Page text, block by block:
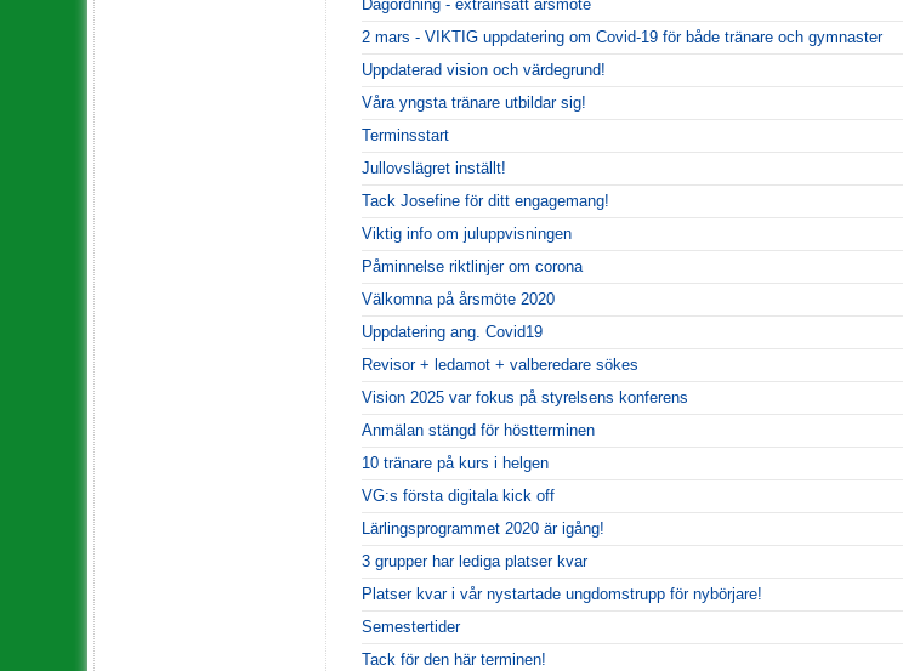
Dagordning - extrainsatt årsmöte
2 mars - VIKTIG uppdatering om Covid-19 för både tränare och gymnaster
Uppdaterad vision och värdegrund!
Våra yngsta tränare utbildar sig!
Terminsstart
Jullovslägret inställt!
Tack Josefine för ditt engagemang!
Viktig info om juluppvisningen
Påminnelse riktlinjer om corona
Välkomna på årsmöte 2020
Uppdatering ang. Covid19
Revisor + ledamot + valberedare sökes
Vision 2025 var fokus på styrelsens konferens
Anmälan stängd för höstterminen
10 tränare på kurs i helgen
VG:s första digitala kick off
Lärlingsprogrammet 2020 är igång!
3 grupper har lediga platser kvar
Platser kvar i vår nystartade ungdomstrupp för nybörjare!
Semestertider
Tack för den här terminen!